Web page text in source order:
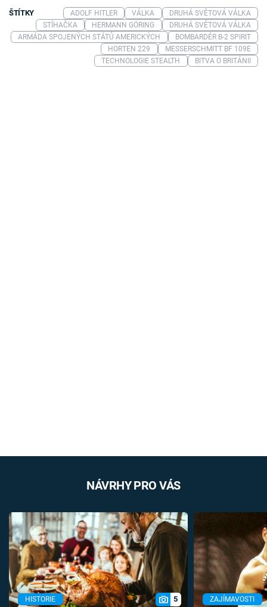
ŠTÍTKY ADOLF HITLER VÁLKA
DRUHÁ SVĚTOVÁ VÁLKA
STÍHAČKA
HERMANN GÖRING
DRUHÁ SVĚTOVÁ VÁLKA
ARMÁDA SPOJENÝCH STÁTŮ AMERICKÝCH
BOMBARDÉR B-2 SPIRIT
HORTEN 229
MESSERSCHMITT BF 109E
TECHNOLOGIE STEALTH
BITVA O BRITÁNII
NÁVRHY PRO VÁS
HISTORIE 5 ZAJÍMAVOSTI